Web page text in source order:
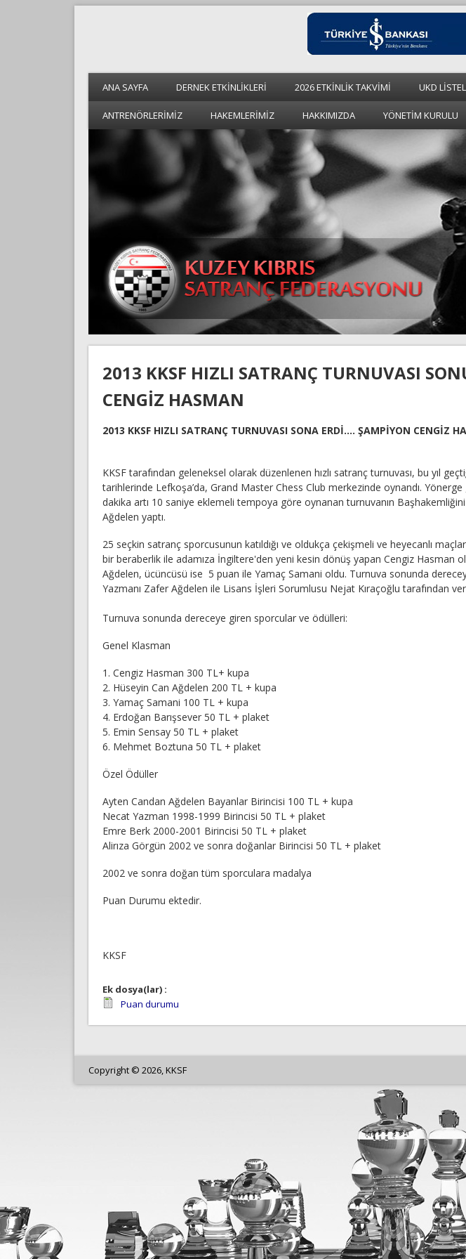
ANA SAYFA DERNEK ETKİNLİKLERİ 2026 ETKİNLİK TAKVİMİ UKD
ANTRENÖRLERİMİZ HAKEMLERİMİZ HAKKIMIZDA YÖNETİM KURULU
2013 KKSF HIZLI SATRANÇ TURNUVASI
CENGİZ HASMAN
2013 KKSF HIZLI SATRANÇ TURNUVASI SONA ERDİ.... ŞAMPİYON CENGİZ
KKSF tarafından geleneksel olarak düzenlenen hızlı satranç turnuvası, bu yıl
tarihlerinde Lefkoşa’da, Grand Master Chess Club merkezinde oynandı.
dakika artı 10 saniye eklemeli tempoya göre oynanan turnuvanın
Ağdelen yaptı.
25 seçkin satranç sporcusunun katıldığı ve oldukça çekişmeli ve heyecanlı
bir beraberlik ile adamıza İngiltere'den yeni kesin dönüş yapan Cengiz Hasman
Ağdelen, ücüncüsü ise 5 puan ile Yamaç Samani oldu. Turnuva sonunda
Yazmanı Zafer Ağdelen ile Lisans İşleri Sorumlusu Nejat Kıraçoğlu tarafından
Turnuva sonunda dereceye giren sporcular ve ödülleri:
Genel Klasman
1. Cengiz Hasman 300 TL+ kupa
2. Hüseyin Can Ağdelen 200 TL + kupa
3. Yamaç Samani 100 TL + kupa
4. Erdoğan Barışsever 50 TL + plaket
5. Emin Sensay 50 TL + plaket
6. Mehmet Boztuna 50 TL + plaket
Özel Ödüller
Ayten Candan Ağdelen Bayanlar Birincisi 100 TL + kupa
Necat Yazman 1998-1999 Birincisi 50 TL + plaket
Emre Berk 2000-2001 Birincisi 50 TL + plaket
Alirıza Görgün 2002 ve sonra doğanlar Birincisi 50 TL + plaket
2002 ve sonra doğan tüm sporculara madalya
Puan Durumu ektedir.
KKSF
Ek dosya(lar) :
Puan durumu
Copyright © 2026, KKSF